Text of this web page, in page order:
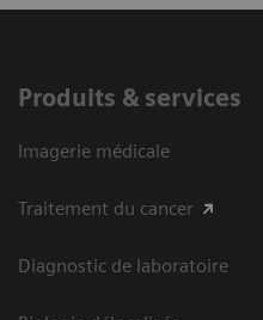
Produits & services
Imagerie médicale
Traitement du cancer
Diagnostic de laboratoire